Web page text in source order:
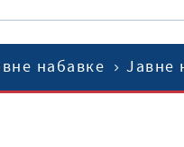
набавке Јавне